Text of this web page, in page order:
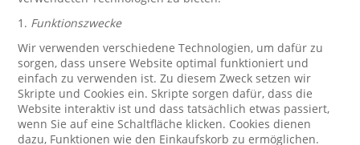
1. Funktionszwecke
Wir verwenden verschiedene Technologien, um dafür zu
sorgen, dass unsere Website optimal funktioniert und
einfach zu verwenden ist. Zu diesem Zweck setzen wir
Skripte und Cookies ein. Skripte sorgen dafür, dass die
Website interaktiv ist und dass tatsächlich etwas passiert,
wenn Sie auf eine Schaltfläche klicken. Cookies dienen
dazu, Funktionen wie den Einkaufskorb zu ermöglichen.